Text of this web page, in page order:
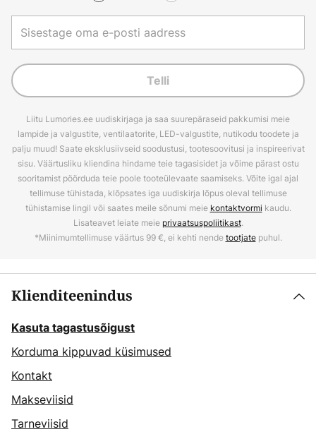
Telli
Liitu Lumories.ee uudiskirjaga ja saa suurepäraseid pakkumisi meie
lampide ja valgustite, ventilaatorite, LED-valgustite, nutikodu toodete ja
palju muud! Saate eksklusiivseid soodustusi, tootesoovitusi ja inspireerivat
sisu. Väärtusliku kliendina hindame teie tagasisidet ja võime pärast ostu
sooritamist pöörduda teie poole tooteülevaate saamiseks. Võite igal ajal
tellimuse tühistada, klõpsates iga uudiskirja lõpus oleval tellimuse
tühistamise lingil või saates meile sõnumi meie kontaktvormi kaudu.
Lisateavet leiate meie privaatsuspoliitikast.
*Miinimumtellimuse väärtus 99 €, ei kehti nendetootjatepuhul.
Klienditeenindus
Kasuta tagastusõigust
Korduma kippuvad küsimused
Kontakt
Makseviisid
Tarneviisid